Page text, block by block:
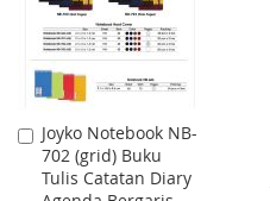
Joyko Notebook NB-
702 (grid) Buku
Tulis Catatan Diary
Add
to
Cart